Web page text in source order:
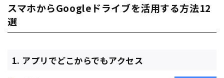
スマホからGoogleドライブを活用する方法12
選
1. アプリでどこからでもアクセス